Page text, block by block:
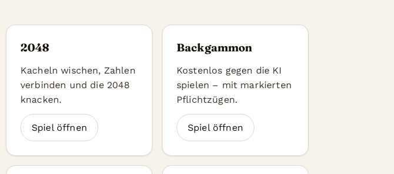
2048
Kacheln wischen, Zahlen
verbinden und die 2048
knacken.
Spiel öffnen
Backgammon
Kostenlos gegen die KI
spielen – mit markierten
Pflichtzügen.
Spiel öffnen